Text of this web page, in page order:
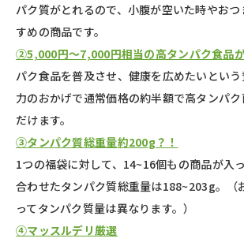
パク質がとれるので、小腹が空いた時やお
すめの商品です。
②5,000円～7,000円相当の高タンパク食品
パク食品を普及させ、健康を広めたいとい
力のおかげで通常価格の約半額で高タンパ
だけます。
③タンパク質総重量約200g ？！
1つの福袋に対して、14~16個もの商品が入
合わせたタンパク質総重量は188~203g。（
ってタンパク質量は異なります。）
④マッスルデリ厳選